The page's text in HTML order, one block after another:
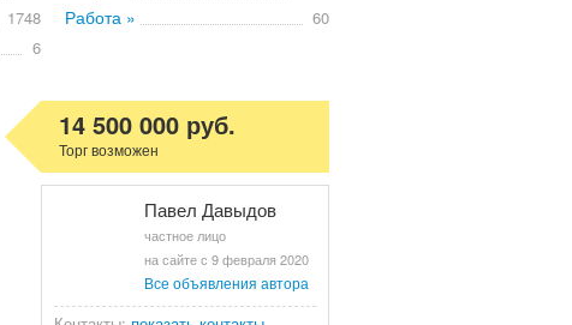
1748 Работа » 60
6
14 500 000 руб.
Торг возможен
Павел Давыдов
частное лицо
на сайте с 9 февраля 2020
Все объявления автора